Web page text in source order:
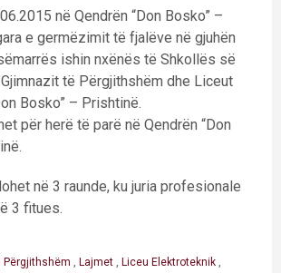
në Qendrën “Don Bosko” –
e germëzimit të fjalëve në gjuhën
ishin nxënës të Shkollës së
të Përgjithshëm dhe Liceut
Bosko” – Prishtinë.
për herë të parë në Qendrën “Don
në 3 raunde, ku juria profesionale
3 fitues.
Përgjithshëm Lajmet Liceu Elektroteknik